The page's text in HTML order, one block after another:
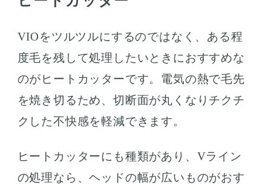
VIOをツルツルにするのではなく、ある程
度毛を残して処理したいときにおすすめな
のがヒートカッターです。電気の熱で毛先
を焼き切るため、切断面が丸くなりチクチ
クした不快感を軽減できます。
ヒートカッターにも種類があり、Vライン
の処理なら、ヘッドの幅が広いものがおす